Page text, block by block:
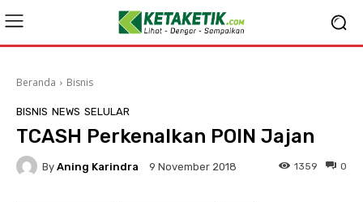
Beranda Bisnis
BISNIS NEWS SELULAR
TCASH Perkenalkan POIN Jajan
By Aning Karindra 9 November 2018 0
1359